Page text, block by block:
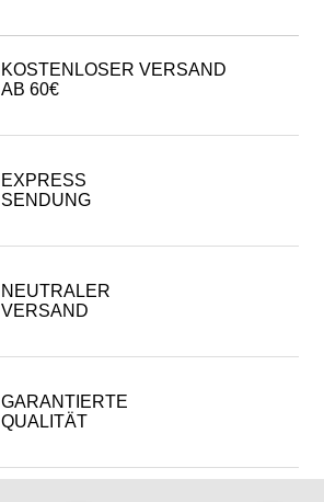
KOSTENLOSER VERSAND
AB 60€
EXPRESS
SENDUNG
NEUTRALER
VERSAND
GARANTIERTE
QUALITÄT